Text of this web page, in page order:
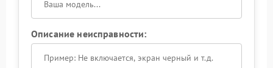
Описание неисправности: